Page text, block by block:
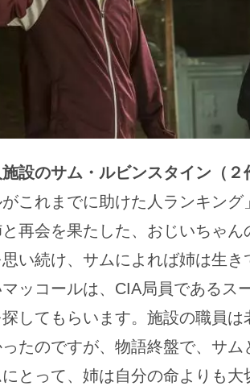
施設のサム・ルビンスタイン（２
がこれまでに助けた人ランキン
再会を果たした、おじいちゃん
い続け、サムによれば姉は生
ッコールは、CIA局員であるス
してもらいます。施設の職員は
たのですが、物語終盤で、サ
とって、姉は自分の命よりも大